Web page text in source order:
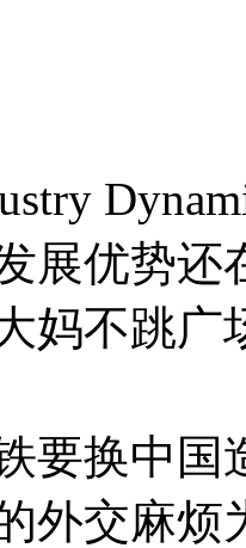
展优势还
妈不跳广
要换中国
外交麻烦